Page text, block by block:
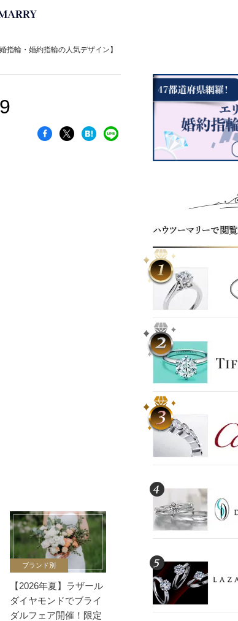
指輪・婚約指輪の人気デザイン】
ブランド別
【2026年夏】ラザール
ダイヤモンドでブライ
ダルフェア開催！限定